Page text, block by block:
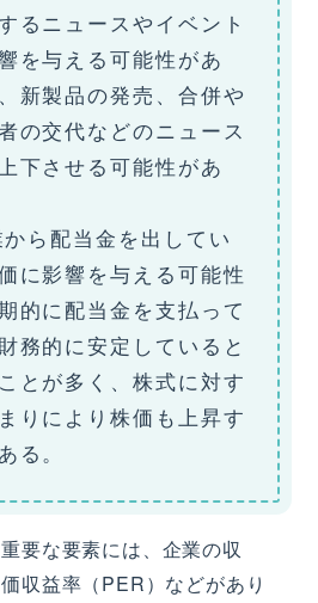
るニュースやイベント
を与える可能性があ
新製品の発売、合併や
の交代などのニュース
下させる可能性があ
ら配当金を出してい
に影響を与える可能性
的に配当金を支払って
務的に安定していると
とが多く、株式に対す
りにより株価も上昇す
る。
要な要素には、企業の収
収益率（PER）などがあり